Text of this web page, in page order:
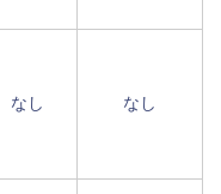
なし なし